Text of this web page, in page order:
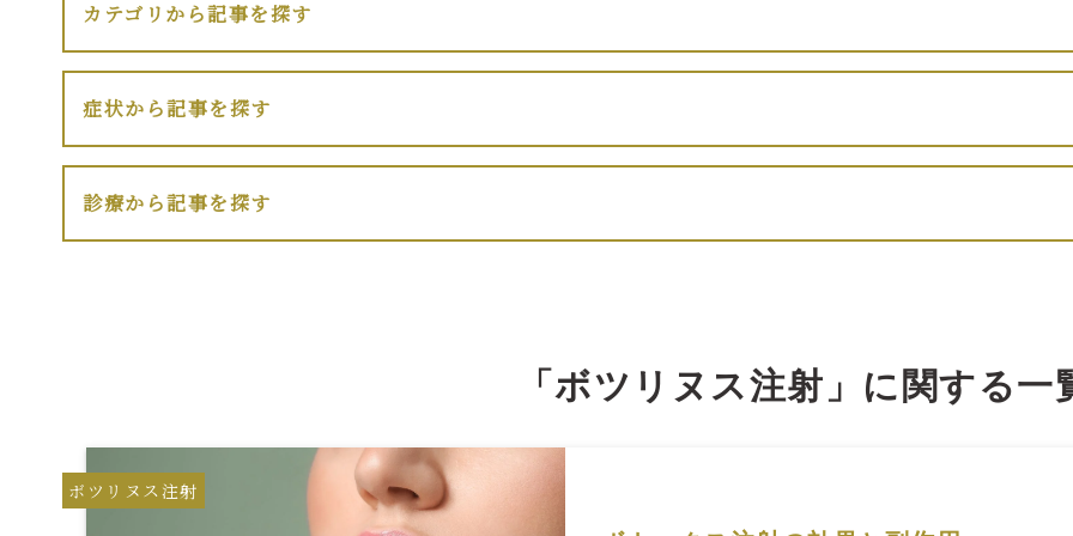
カテゴリから記事を探す
症状から記事を探す
診療から記事を探す
「ボツリヌス注射」に関する一
ボツリヌス注射